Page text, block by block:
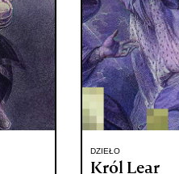
DZIEŁO
Król Lear